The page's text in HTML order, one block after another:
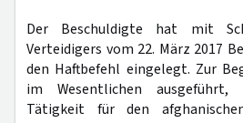
Der Beschuldigte hat mit
Verteidigers vom 22. März 2017
den Haftbefehl eingelegt. Zur
im Wesentlichen ausgeführt,
Tätigkeit für den